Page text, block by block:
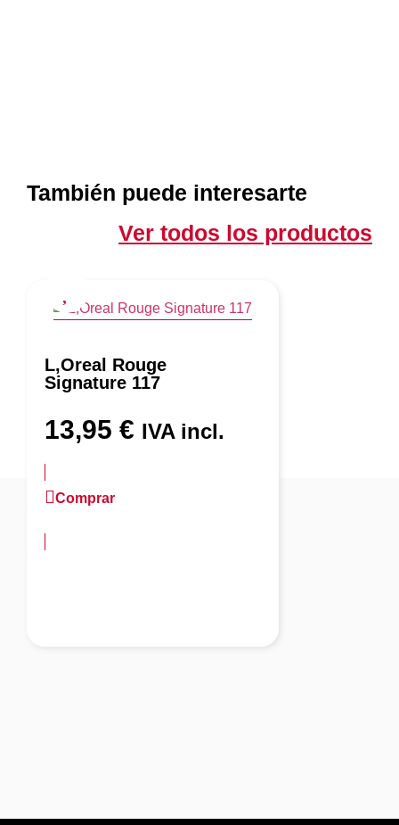
También puede interesarte
Ver todos los productos
L,Oreal Rouge
Signature 117
13,95 € IVA incl.
Comprar